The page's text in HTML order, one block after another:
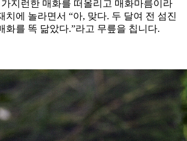
지런한 매화를 떠올리고 매화마름이라
치에 놀라면서 “아, 맞다. 두 달여 전 섬진
화를 똑 닮았다.”라고 무릎을 칩니다.